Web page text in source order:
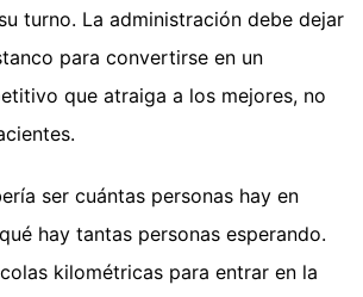
turno. La administración debe dejar
para convertirse en un
que atraiga a los mejores, no
ser cuántas personas hay en
hay tantas personas esperando.
kilométricas para entrar en la